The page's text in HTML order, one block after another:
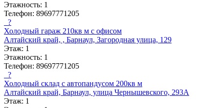
Этажность: 1
Телефон: 89697771205
?
Холодный гараж 210кв м с офисом
Алтайский край, , Барнаул, Загородная улица, 129
Этаж: 1
Этажность: 1
Телефон: 89697771205
?
Холодный склад с автопандусом 200кв м
Алтайский край, Барнаул, улица Чернышевского, 293А
Этаж: 1